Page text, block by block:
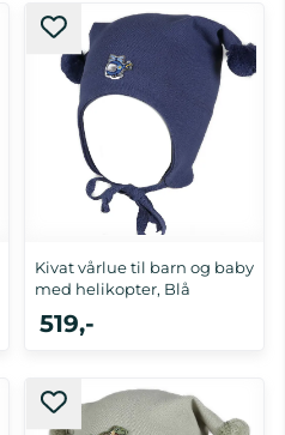
Kivat vårlue til barn og baby
med helikopter, Blå
0-1 år, 2-4 år
519,-